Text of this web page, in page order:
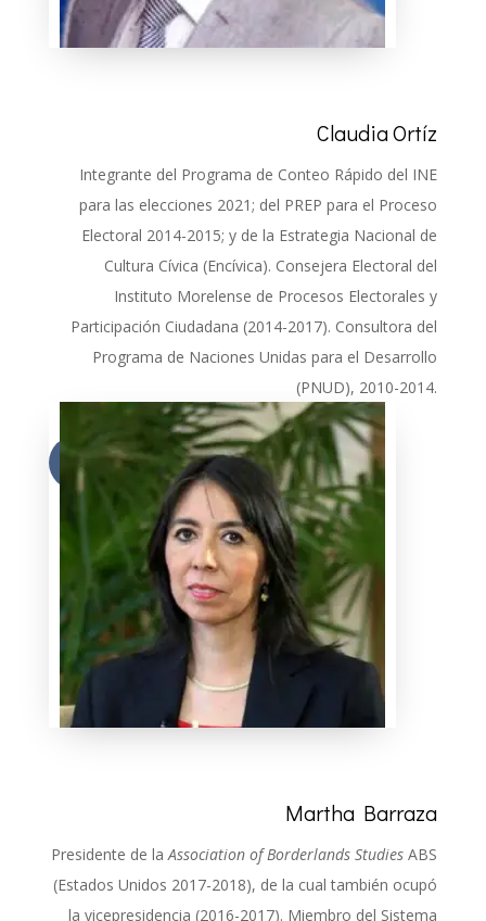
Claudia Ortíz
Integrante del Programa de Conteo Rápido del INE
para las elecciones 2021; del PREP para el Proceso
Electoral 2014-2015; y de la Estrategia Na­cional de
Cultura Cívica (Encívica). Consejera Electoral del
Instituto Morelense de Procesos Electorales y
Participación Ciudadana (2014-2017). Consultora del
Programa de Naciones Unidas para el Desarrollo
(PNUD), 2010-2014.
Más
Martha Barraza
Presidente de laAssociation of Borderlands Studies ABS
(Estados Unidos 2017-2018), de la cual también ocupó
la vicepresidencia (2016-2017). Miembro del Sistema